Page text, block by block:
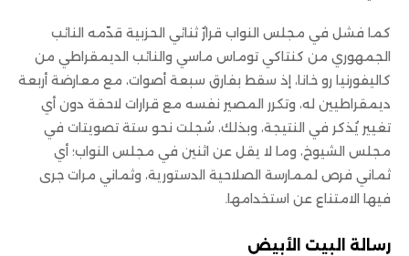
كما فشل في مجلس النواب قرارٌ ثنائي الحزبية قدّمه النائب
الجمهوري من كنتاكي توماس ماسي والنائب الديمقراطي من
كاليفورنيا رو خانا، إذ سقط بفارق سبعة أصوات، مع معارضة أربعة
ديمقراطيين له، وتكرر المصير نفسه مع قرارات لاحقة دون أي
تغيير يُذكر في النتيجة، وبذلك، سُجلت نحو ستة تصويتات في
مجلس الشيوخ، وما لا يقل عن اثنين في مجلس النواب؛ أي
ثماني فرص لممارسة الصلاحية الدستورية، وثماني مرات جرى
فيها الامتناع عن استخدامها.
رسالة البيت الأبيض